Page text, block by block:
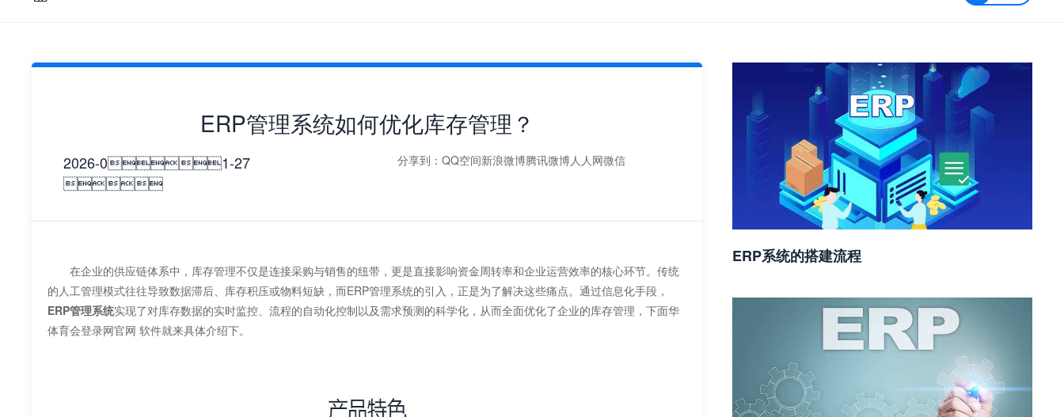
ERP管理系统如何优化库存管理？
2026-01-27

分享到： QQ空间新浪微博腾讯微博人人网微信
在企业的供应链体系中，库存管理不仅是连接采购与销售的纽带，更是直接影响资金周转率和企业运营效率的核心环节。传统
的人工管理模式往往导致数据滞后、库存积压或物料短缺，而ERP管理系统的引入，正是为了解决这些痛点。通过信息化手段，
ERP管理系统实现了对库存数据的实时监控、流程的自动化控制以及需求预测的科学化，从而全面优化了企业的库存管理，下面华
体育会登录网官网 软件就来具体介绍下。
ERP系统的搭建流程